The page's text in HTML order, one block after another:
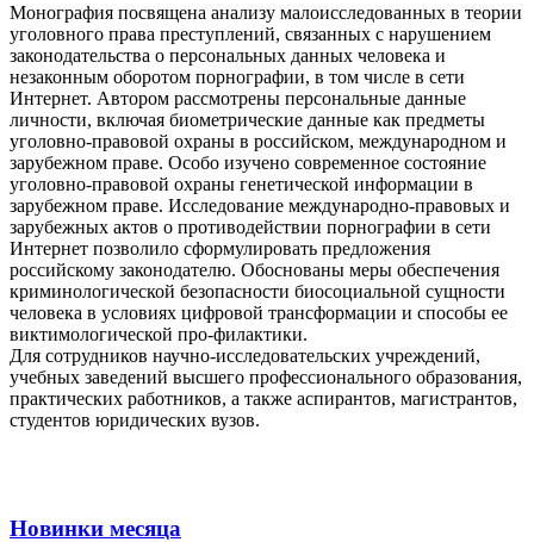
Монография посвящена анализу малоисследованных в теории
уголовного права преступлений, связанных с нарушением
законодательства о персональных данных человека и
незаконным оборотом порнографии, в том числе в сети
Интернет. Автором рассмотрены персональные данные
личности, включая биометрические данные как предметы
уголовно-правовой охраны в российском, международном и
зарубежном праве. Особо изучено современное состояние
уголовно-правовой охраны генетической информации в
зарубежном праве. Исследование международно-правовых и
зарубежных актов о противодействии порнографии в сети
Интернет позволило сформулировать предложения
российскому законодателю. Обоснованы меры обеспечения
криминологической безопасности биосоциальной сущности
человека в условиях цифровой трансформации и способы ее
виктимологической про-филактики.
Для сотрудников научно-исследовательских учреждений,
учебных заведений высшего профессионального образования,
практических работников, а также аспирантов, магистрантов,
студентов юридических вузов.
Новинки месяца